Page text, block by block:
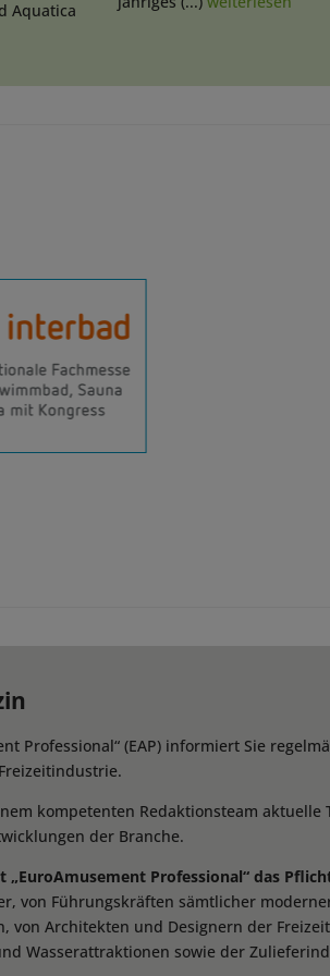
Aquatica
Professional“ (EAP) informiert Sie
kompetenten Redaktionsteam aktuelle
der Branche.
„EuroAmusement Professional“ das
von Führungskräften sämtlicher
von Architekten und Designern der
Wasserattraktionen sowie der